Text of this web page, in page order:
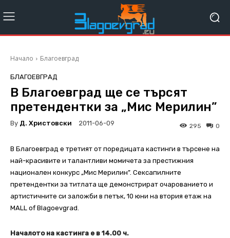
Начало Благоевград
БЛАГОЕВГРАД
В Благоевград ще се търсят
претендентки за „Мис Мерилин”
By Д. Христовски 2011-06-09 0
295
В Благоевград е третият от поредицата кастинги в търсене на
най-красивите и талантливи момичета за престижния
национален конкурс „Мис Мерилин”. Сексапилните
претендентки за титлата ще демонстрират очарованието и
артистичните си заложби в петък, 10 юни на втория етаж на
MALL of Blagoevgrad.
Началото на кастинга е в 14.00 ч.